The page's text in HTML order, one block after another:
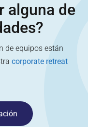
alguna de
de equipos están
corporate retreat